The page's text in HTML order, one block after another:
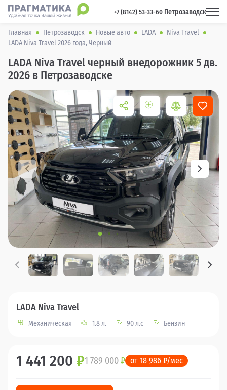
+7 (8142) 53-33-60 Петрозаводск
Главная Петрозаводск Новые авто LADA
Niva Travel
LADA Niva Travel 2026 года, Черный
LADA Niva Travel черный внедорожник 5 дв.
2026 в Петрозаводске
LADA Niva Travel
Механическая 1.8 л. 90 л.с Бензин
1 441 200 ₽1 789 000₽ от 18 986 ₽/мес